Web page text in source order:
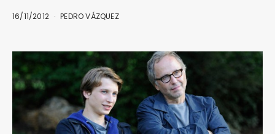
16/11/2012 PEDRO VÁZQUEZ